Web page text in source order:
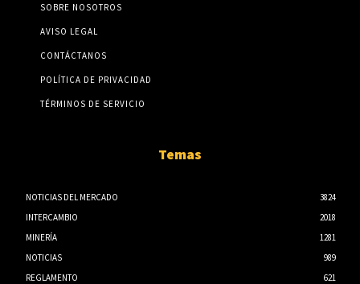
SOBRE NOSOTROS
AVISO LEGAL
CONTÁCTANOS
POLÍTICA DE PRIVACIDAD
TÉRMINOS DE SERVICIO
Temas
NOTICIAS DEL MERCADO
3824
INTERCAMBIO
2018
MINERÍA
1281
NOTICIAS
989
REGLAMENTO
621